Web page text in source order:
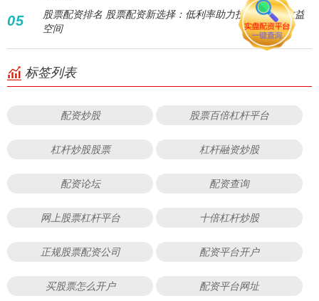
05
股票配资排名 股票配资新选择：低利率助力投资者放大收益
空间
标签列表
配资炒股 股票百倍杠杆平台
杠杆炒股股票 杠杆融资炒股
配资论坛 配资查询
网上股票杠杆平台 十倍杠杆炒股
正规股票配资公司 配资平台开户
买股票怎么开户 配资平台网址